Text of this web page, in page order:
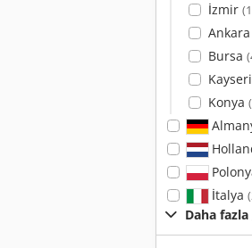
İzmir
Ankara
Bursa
Kayseri
Konya
İtalya
Daha
Mannesmann Demag Kran